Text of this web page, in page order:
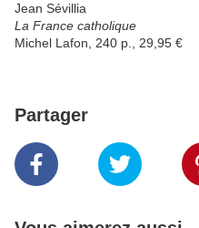
Jean Sévillia
La France catholique
Michel Lafon, 240 p., 29,95 €
Partager